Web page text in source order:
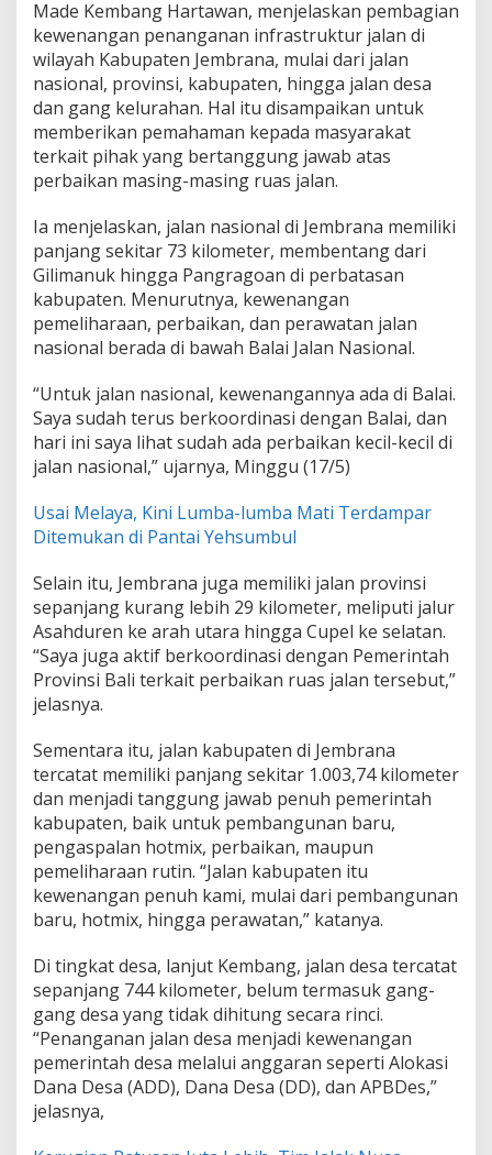
y
a
,
B
e
d
a
J
a
l
n
B
e
d
a
P
e
a
n
g
a
n
n
Made Kembang Hartawan, menjelaskan pembagian
kewenangan penanganan infrastruktur jalan di
wilayah Kabupaten Jembrana, mulai dari jalan
nasional, provinsi, kabupaten, hingga jalan desa
dan gang kelurahan. Hal itu disampaikan untuk
memberikan pemahaman kepada masyarakat
terkait pihak yang bertanggung jawab atas
perbaikan masing-masing ruas jalan.
Ia menjelaskan, jalan nasional di Jembrana memiliki
panjang sekitar 73 kilometer, membentang dari
Gilimanuk hingga Pangragoan di perbatasan
kabupaten. Menurutnya, kewenangan
pemeliharaan, perbaikan, dan perawatan jalan
nasional berada di bawah Balai Jalan Nasional.
“Untuk jalan nasional, kewenangannya ada di Balai.
Saya sudah terus berkoordinasi dengan Balai, dan
hari ini saya lihat sudah ada perbaikan kecil-kecil di
jalan nasional,” ujarnya, Minggu (17/5)
Usai Melaya, Kini Lumba-lumba Mati Terdampar
Ditemukan di Pantai Yehsumbul
Selain itu, Jembrana juga memiliki jalan provinsi
sepanjang kurang lebih 29 kilometer, meliputi jalur
Asahduren ke arah utara hingga Cupel ke selatan.
“Saya juga aktif berkoordinasi dengan Pemerintah
Provinsi Bali terkait perbaikan ruas jalan tersebut,”
jelasnya.
Sementara itu, jalan kabupaten di Jembrana
tercatat memiliki panjang sekitar 1.003,74 kilometer
dan menjadi tanggung jawab penuh pemerintah
kabupaten, baik untuk pembangunan baru,
pengaspalan hotmix, perbaikan, maupun
pemeliharaan rutin. “Jalan kabupaten itu
kewenangan penuh kami, mulai dari pembangunan
baru, hotmix, hingga perawatan,” katanya.
Di tingkat desa, lanjut Kembang, jalan desa tercatat
sepanjang 744 kilometer, belum termasuk gang-
gang desa yang tidak dihitung secara rinci.
“Penanganan jalan desa menjadi kewenangan
pemerintah desa melalui anggaran seperti Alokasi
Dana Desa (ADD), Dana Desa (DD), dan APBDes,”
jelasnya,